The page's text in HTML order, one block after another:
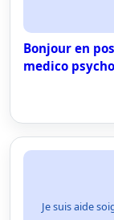
Bonjour en
medico psycho
Je suis aide